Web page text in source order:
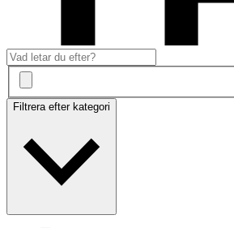
Filtrera efter kategori